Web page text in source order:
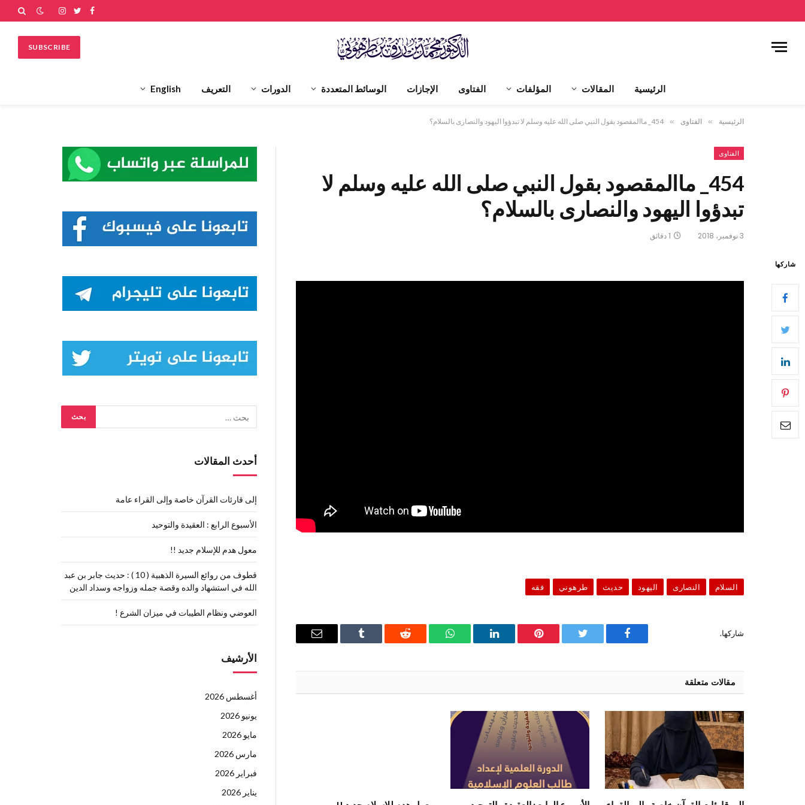
فيسبوك
تويترالانستغرام
SUBSCRIBE
الرئيسية المقالات المؤلفات الفتاوى الإجازات الوسائط المتعددة الدورات التعريف English
الرئيسية » الفتاوى » 454_ ماالمقصود بقول النبي صلى الله عليه وسلم لا تبدؤوا اليهود والنصارى بالسلام؟
الفتاوى
454_ ماالمقصود بقول النبي صلى الله عليه وسلم لا
تبدؤوا اليهود والنصارى بالسلام؟
3 نوفمبر، 2018 1 دقائق
شاركها
السلام النصارى اليهود حديث طرهوني فقه
شاركها.
فيسبوك تويتر بينتيريستلينكدإن واتساب رديت Tumblr
البريد
مقالات متعلقة
أحدث المقالات
إلى قارئات القرآن خاصة وإلى القراء عامة
الأسبوع الرابع : العقيدة والتوحيد
معول هدم للإسلام جديد !!
قطوف من روائع السيرة الذهبية ( 10 ) : حديث جابر بن عبد
الله في استشهاد والده وقصة جمله وزواجه وسداد الدين
العوضي ونظام الطيبات في ميزان الشرع !
الأرشيف
أغسطس 2026
يونيو 2026
مايو 2026
مارس 2026
فبراير 2026
يناير 2026